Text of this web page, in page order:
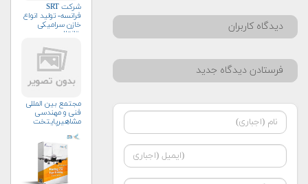
دیدگاه کاربران
فرستادن دیدگاه جدید
شرکت SRT
فرانسه- تولید انواع
خازن سرامیکی
وتانتال
مجتمع بین المللی
فنی و مهندسی
مشاهیرپایتخت